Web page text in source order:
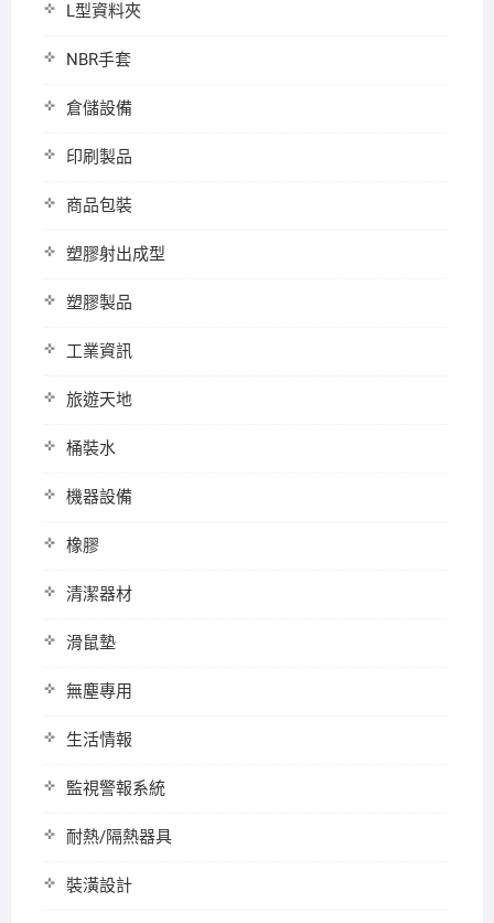
L型資料夾
NBR手套
倉儲設備
印刷製品
商品包裝
塑膠射出成型
塑膠製品
工業資訊
旅遊天地
桶裝水
機器設備
橡膠
清潔器材
滑鼠墊
無塵專用
生活情報
監視警報系統
耐熱/隔熱器具
裝潢設計